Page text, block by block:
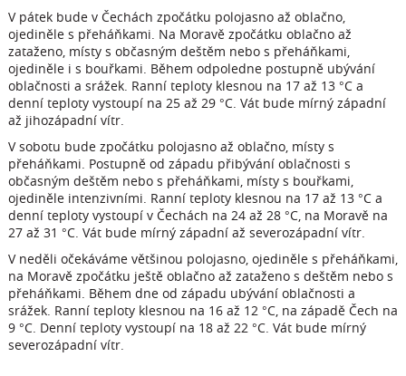
V pátek bude v Čechách zpočátku polojasno až oblačno,
ojediněle s přeháňkami. Na Moravě zpočátku oblačno až
zataženo, místy s občasným deštěm nebo s přeháňkami,
ojediněle i s bouřkami. Během odpoledne postupně ubývání
oblačnosti a srážek. Ranní teploty klesnou na 17 až 13 °C a
denní teploty vystoupí na 25 až 29 °C. Vát bude mírný západní
až jihozápadní vítr.
V sobotu bude zpočátku polojasno až oblačno, místy s
přeháňkami. Postupně od západu přibývání oblačnosti s
občasným deštěm nebo s přeháňkami, místy s bouřkami,
ojediněle intenzivními. Ranní teploty klesnou na 17 až 13 °C a
denní teploty vystoupí v Čechách na 24 až 28 °C, na Moravě na
27 až 31 °C. Vát bude mírný západní až severozápadní vítr.
V neděli očekáváme většinou polojasno, ojediněle s přeháňkami,
na Moravě zpočátku ještě oblačno až zataženo s deštěm nebo s
přeháňkami. Během dne od západu ubývání oblačnosti a
srážek. Ranní teploty klesnou na 16 až 12 °C, na západě Čech na
9 °C. Denní teploty vystoupí na 18 až 22 °C. Vát bude mírný
severozápadní vítr.